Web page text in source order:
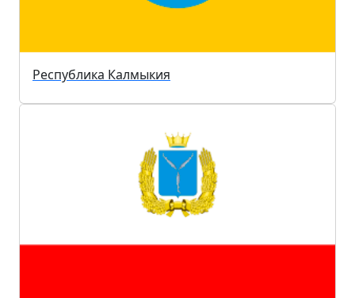
Республика Калмыкия